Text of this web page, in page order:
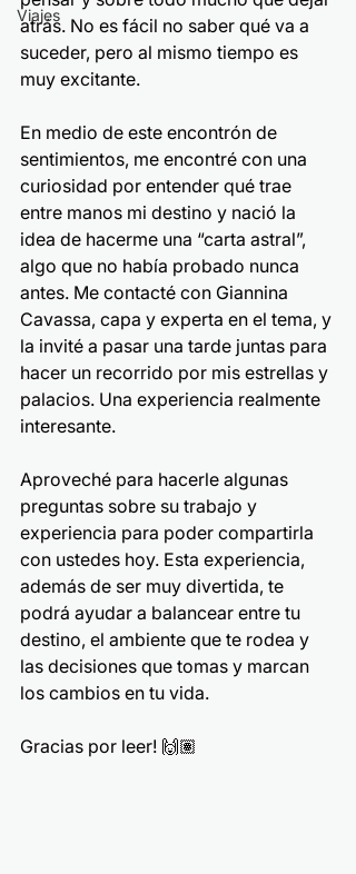
Viajes
atrás. No es fácil no saber qué va a
suceder, pero al mismo tiempo es
muy excitante.
En medio de este encontrón de
sentimientos, me encontré con una
curiosidad por entender qué trae
entre manos mi destino y nació la
idea de hacerme una “carta astral”,
algo que no había probado nunca
antes. Me contacté con Giannina
Cavassa, capa y experta en el tema, y
la invité a pasar una tarde juntas para
hacer un recorrido por mis estrellas y
palacios. Una experiencia realmente
interesante.
Aproveché para hacerle algunas
preguntas sobre su trabajo y
experiencia para poder compartirla
con ustedes hoy. Esta experiencia,
además de ser muy divertida, te
podrá ayudar a balancear entre tu
destino, el ambiente que te rodea y
las decisiones que tomas y marcan
los cambios en tu vida.
Gracias por leer! 🙌🏽